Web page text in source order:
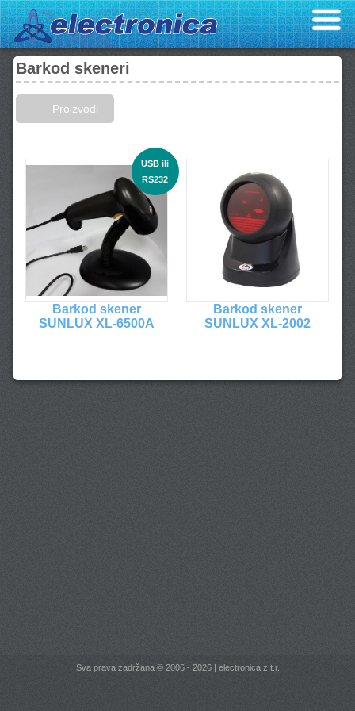
Barkod skeneri
Proizvodi
USB ili
RS232
Barkod skener
SUNLUX XL-6500A
Barkod skener
SUNLUX XL-2002
Sva prava zadržana © 2006 - 2026 | electronica z.t.r.